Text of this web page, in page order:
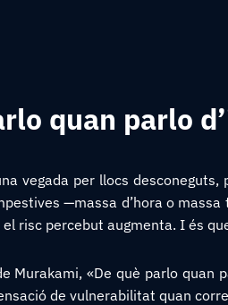
quan parlo
vegada per llocs
—massa d’hora o
el risc percebut augmenta. I és
Murakami, «De què parlo quan
de vulnerabilitat quan